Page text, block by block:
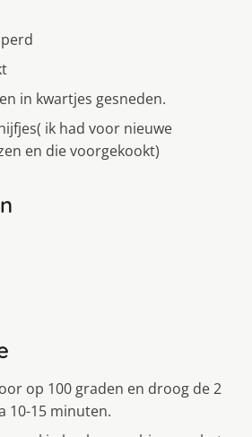
in kwartjes gesneden.
ik had voor nieuwe
en die voorgekookt)
op 100 graden en droog de 2
10-15 minuten.